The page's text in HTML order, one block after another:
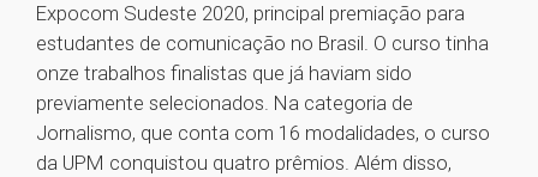
Expocom Sudeste 2020, principal premiação para
estudantes de comunicação no Brasil. O curso tinha
onze trabalhos finalistas que já haviam sido
previamente selecionados. Na categoria de
Jornalismo, que conta com 16 modalidades, o curso
da UPM conquistou quatro prêmios. Além disso,